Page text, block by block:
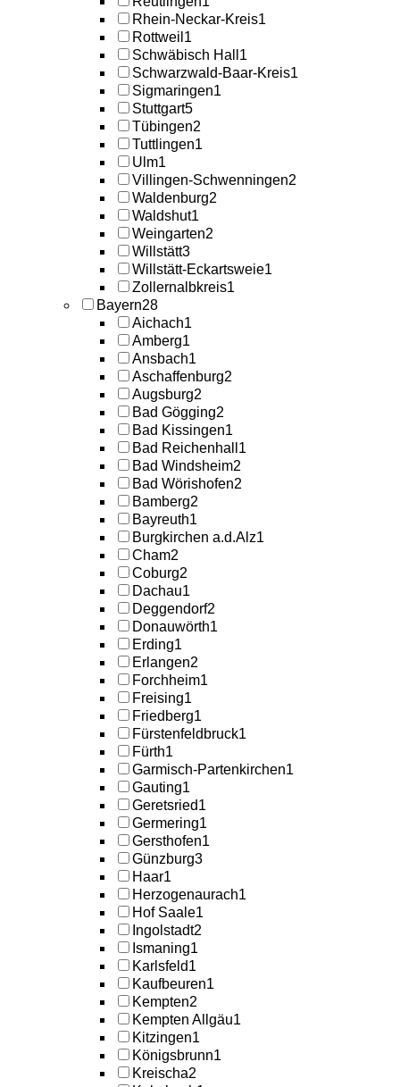
Rhein-Neckar-Kreis1
Rottweil 1
Schwäbisch Hall 1
Schwarzwald-Baar-Kreis1
Sigmaringen1
Stuttgart5
Tübingen2
Tuttlingen1
Ulm1
Villingen-Schwenningen2
Waldenburg2
Waldshut1
Weingarten2
Willstätt3
Willstätt-Eckartsweie1
Zollernalbkreis1
Bayern28
Aichach1
Amberg1
Ansbach1
Aschaffenburg2
Augsburg2
Bad Gögging2
Bad Kissingen1
Bad Reichenhall 1
Bad Windsheim2
Bad Wörishofen2
Bamberg2
Bayreuth1
Burgkirchen a.d.Alz1
Cham2
Coburg2
Dachau1
Deggendorf2
Donauwörth1
Erding1
Erlangen2
Forchheim1
Freising1
Friedberg1
Fürstenfeldbruck1
Fürth1
Garmisch-Partenkirchen1
Gauting1
Geretsried1
Germering1
Gersthofen1
Günzburg3
Haar1
Herzogenaurach1
Hof Saale1
Ingolstadt2
Ismaning1
Karlsfeld1
Kaufbeuren1
Kempten2
Kempten Allgäu1
Kitzingen1
Königsbrunn1
Kreischa2